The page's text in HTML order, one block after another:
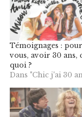
Témoignages : pour
vous, avoir 30 ans,
quoi ?
Dans "Chic j'ai 30